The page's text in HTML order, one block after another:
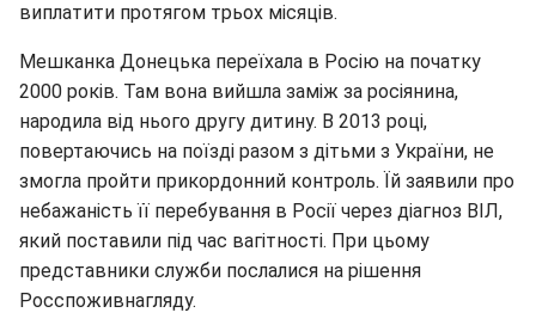
виплатити протягом трьох місяців.
Мешканка Донецька переїхала в Росію на початку
2000 років. Там вона вийшла заміж за росіянина,
народила від нього другу дитину. В 2013 році,
повертаючись на поїзді разом з дітьми з України, не
змогла пройти прикордонний контроль. Їй заявили про
небажаність її перебування в Росії через діагноз ВІЛ,
який поставили під час вагітності. При цьому
представники служби послалися на рішення
Росспоживнагляду.